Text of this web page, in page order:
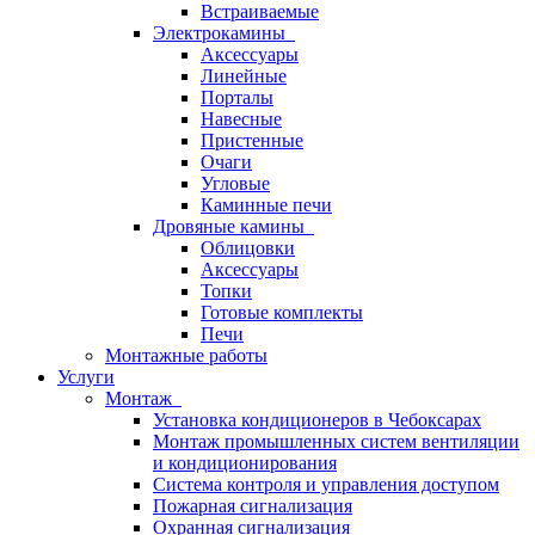
Встраиваемые
Электрокамины
Аксессуары
Линейные
Порталы
Навесные
Пристенные
Очаги
Угловые
Каминные печи
Дровяные камины
Облицовки
Аксессуары
Топки
Готовые комплекты
Печи
Монтажные работы
Услуги
Монтаж
Установка кондиционеров в Чебоксарах
Монтаж промышленных систем вентиляции
и кондиционирования
Система контроля и управления доступом
Пожарная сигнализация
Охранная сигнализация